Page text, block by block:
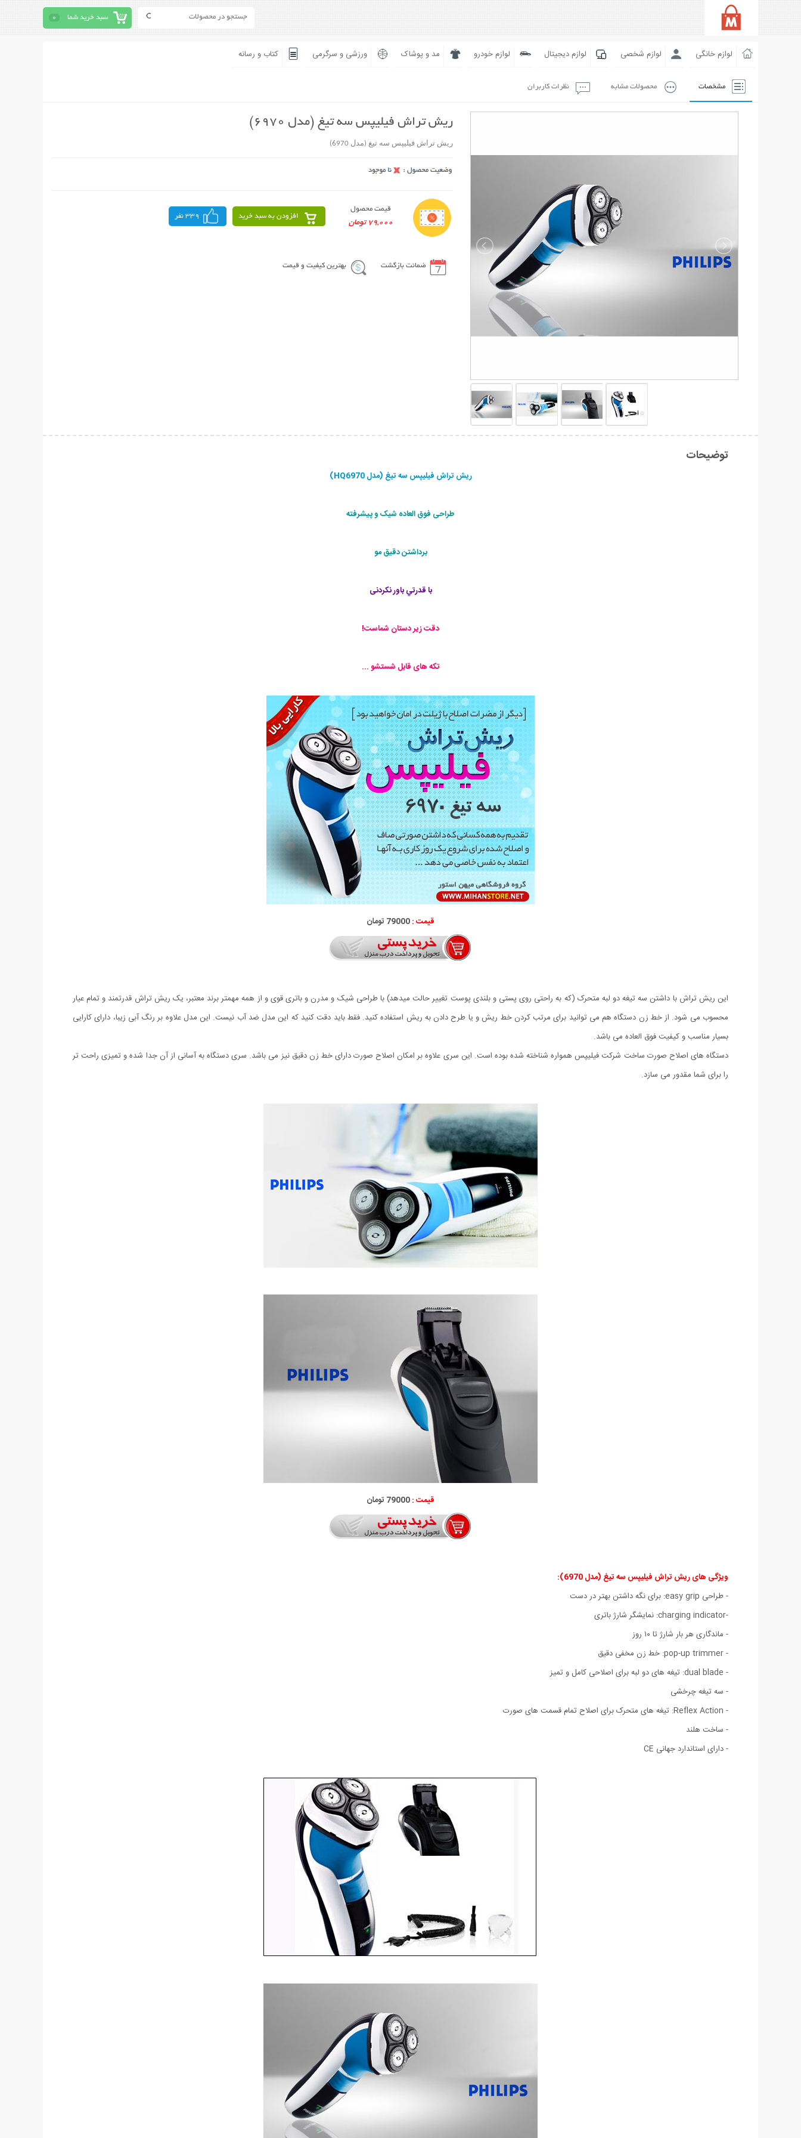
سبد خرید شما 0
لوازم خانگی لوازم شخصی لوازم دیجیتال لوازم خودرو مد و پوشاک ورزشی و سرگرمی کتاب و رسانه
مشخصات محصولات مشابه نظرات کاربران
ریش تراش فیلیپس سه تیغ (مدل 6970)
ریش تراش فیلیپس سه تیغ (مدل 6970)
قیمت محصول
79,000 تومان
افزودن به سبد خرید 339 نفر
ضمانت بازگشت بهترین کیفیت و قیمت
توضیحات
ریش تراش فیلیپس سه تیغ (مدل HQ6970)
طراحی فوق العاده شیک و پيشرفته
برداشتن دقيق مو
با قدرتي باور نكردنی
دقت زير دستان شماست!
تكه های قابل شستشو ...
قیمت :79000 تومان
این ریش تراش با داشتن سه تیغه دو لبه متحرک (که به راحتی روی پستی و بلندی پوست تغییر حالت میدهد) با طراحی شیک و مدرن و باتری قوی و از همه مهمتر برند معتبر، یک ریش تراش قدرتمند و تمام عیار
محسوب می شود. از خط زن دستگاه هم می توانید برای مرتب کردن خط ریش و یا طرح دادن به ریش استفاده کنید. فقط باید دقت کنید که این مدل ضد آب نیست. این مدل علاوه بر رنگ آبی زیبا، دارای کارایی
بسیار مناسب و کیفیت فوق العاده می باشد.
دستگاه های اصلاح صورت ساخت شرکت فیلیپس همواره شناخته شده بوده است. این سری علاوه بر امکان اصلاح صورت دارای خط زن دقیق نیز می باشد. سری دستگاه به آسانی از آن جدا شده و تمیزی راحت تر
را برای شما مقدور می سازد.
قیمت :79000 تومان
ویژگی های ریش تراش فیلیپس سه تیغ (مدل 6970):
- طراحی easy grip: برای نگه داشتن بهتر در دست
-charging indicator: نمایشگر شارژ باتری
- ماندگاری هر بار شارژ تا ۱۰ روز
- pop-up trimmer: خط زن مخفی دقیق
- dual blade: تیغه های دو لبه برای اصلاحی کامل و تمیز
- سه تیغه چرخشی
- Reflex Action: تیغه های متحرک برای اصلاح تمام قسمت های صورت
- ساخت هلند
- دارای استاندارد جهانی CE